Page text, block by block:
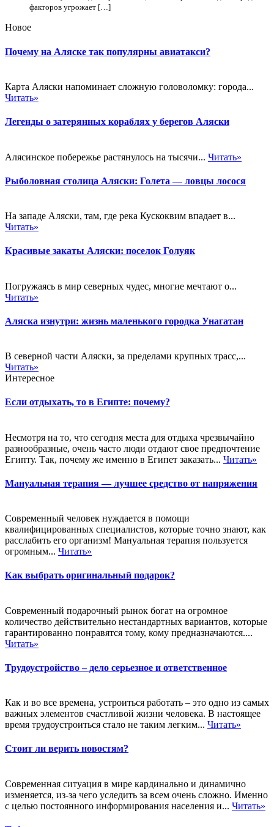
факторов угрожает […]
Новое
Почему на Аляске так популярны авиатакси?
Карта Аляски напоминает сложную головоломку: города...
Читать»
Легенды о затерянных кораблях у берегов Аляски
Алясинское побережье растянулось на тысячи... Читать»
Рыболовная столица Аляски: Голета — ловцы лосося
На западе Аляски, там, где река Кускоквим впадает в...
Читать»
Красивые закаты Аляски: поселок Голуяк
Погружаясь в мир северных чудес, многие мечтают о...
Читать»
Аляска изнутри: жизнь маленького городка Унагатан
В северной части Аляски, за пределами крупных трасс,...
Читать»
Интересное
Если отдыхать, то в Египте: почему?
Несмотря на то, что сегодня места для отдыха чрезвычайно
разнообразные, очень часто люди отдают свое предпочтение
Египту. Так, почему же именно в Египет заказать... Читать»
Мануальная терапия — лучшее средство от напряжения
Современный человек нуждается в помощи
квалифицированных специалистов, которые точно знают, как
расслабить его организм! Мануальная терапия пользуется
огромным... Читать»
Как выбрать оригинальный подарок?
Современный подарочный рынок богат на огромное
количество действительно нестандартных вариантов, которые
гарантированно понравятся тому, кому предназначаются....
Читать»
Трудоустройство – дело серьезное и ответственное
Как и во все времена, устроиться работать – это одно из самых
важных элементов счастливой жизни человека. В настоящее
время трудоустроиться стало не таким легким... Читать»
Стоит ли верить новостям?
Современная ситуация в мире кардинально и динамично
изменяется, из-за чего уследить за всем очень сложно. Именно
с целью постоянного информирования населения и... Читать»